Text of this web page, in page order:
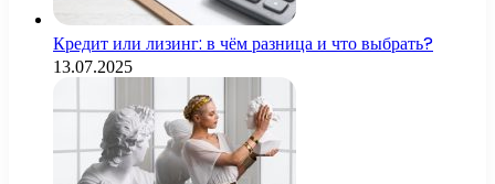
Кредит или лизинг: в чём разница и что выбрать?
13.07.2025